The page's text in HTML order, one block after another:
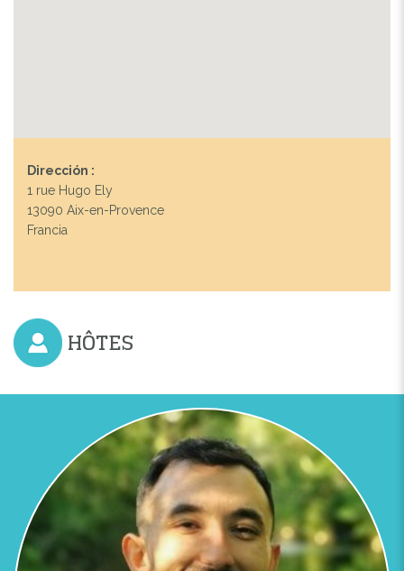
DÉGUSTATION DE PAN BAGNAT
Previous
Dirección :
1 rue Hugo Ely
13090 Aix-en-Provence
Francia
HÔTES